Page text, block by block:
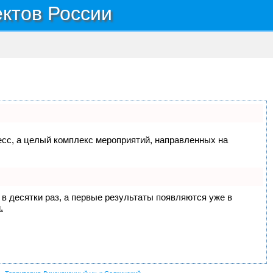
России
а целый комплекс мероприятий, направленных на
десятки раз, а первые результаты появляются уже в